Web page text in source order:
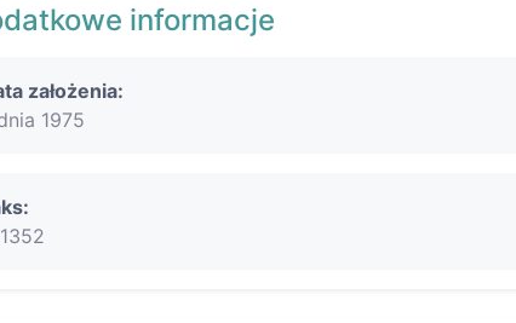
informacje
założenia:
1975